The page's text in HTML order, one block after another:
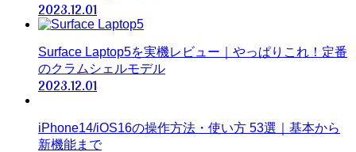
2023.12.01
Surface Laptop5を実機レビュー｜やっぱりこれ！定番
のクラムシェルモデル
2023.12.01
iPhone14/iOS16の操作方法・使い方 53選｜基本から
新機能まで